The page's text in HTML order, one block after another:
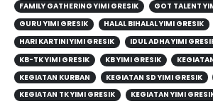
FAMILY GATHERING YIMI GRESIK
GOT TALENT
GURU YIMI GRESIK
HALAL BIHALAL YIMI GRESIK
HARI KARTINI YIMI GRESIK
IDUL ADHA YIMI
KB-TK YIMI GRESIK
KB YIMI GRESIK
KEGIATAN KURBAN
KEGIATAN SD YIMI GRESIK
KEGIATAN TK YIMI GRESIK
KEGIATAN YIMI